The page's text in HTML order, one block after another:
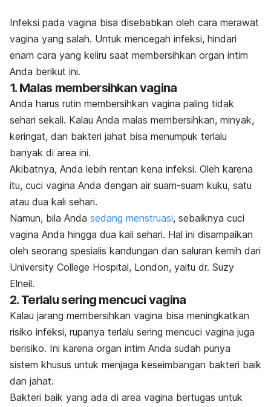
Infeksi pada vagina bisa disebabkan oleh cara merawat
vagina yang salah. Untuk mencegah infeksi, hindari
enam cara yang keliru saat membersihkan organ intim
Anda berikut ini.
1. Malas membersihkan vagina
Anda harus rutin membersihkan vagina paling tidak
sehari sekali. Kalau Anda malas membersihkan, minyak,
keringat, dan bakteri jahat bisa menumpuk terlalu
banyak di area ini.
Akibatnya, Anda lebih rentan kena infeksi. Oleh karena
itu, cuci vagina Anda dengan air suam-suam kuku, satu
atau dua kali sehari.
Namun, bila Anda sedang menstruasi, sebaiknya cuci
vagina Anda hingga dua kali sehari. Hal ini disampaikan
oleh seorang spesialis kandungan dan saluran kemih dari
University College Hospital, London, yaitu dr. Suzy
Elneil.
2. Terlalu sering mencuci vagina
Kalau jarang membersihkan vagina bisa meningkatkan
risiko infeksi, rupanya terlalu sering mencuci vagina juga
berisiko. Ini karena organ intim Anda sudah punya
sistem khusus untuk menjaga keseimbangan bakteri baik
dan jahat.
Bakteri baik yang ada di area vagina bertugas untuk